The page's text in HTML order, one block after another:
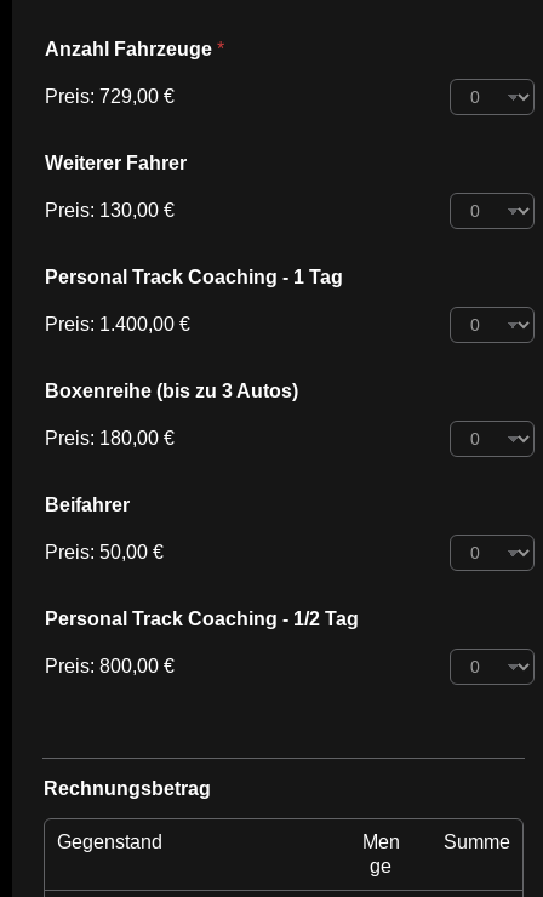
Anzahl Fahrzeuge *
Preis: 729,00 €
Weiterer Fahrer
Preis: 130,00 €
Personal Track Coaching - 1 Tag
Preis: 1.400,00 €
Boxenreihe (bis zu 3 Autos)
Preis: 180,00 €
Beifahrer
Preis: 50,00 €
Personal Track Coaching - 1/2 Tag
Preis: 800,00 €
Rechnungsbetrag
Gegenstand
Men
ge
Summe